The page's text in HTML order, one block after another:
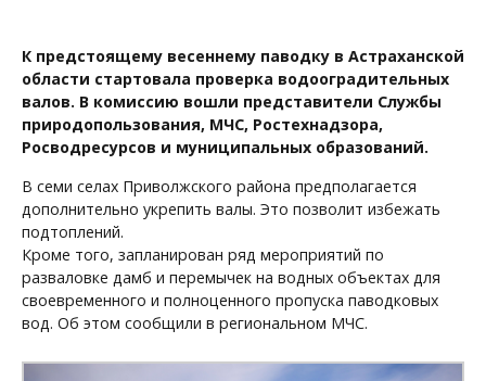
К предстоящему весеннему паводку в Астраханской
области стартовала проверка водооградительных
валов. В комиссию вошли представители Службы
природопользования, МЧС, Ростехнадзора,
Росводресурсов и муниципальных образований.
В семи селах Приволжского района предполагается
дополнительно укрепить валы. Это позволит избежать
подтоплений.
Кроме того, запланирован ряд мероприятий по
разваловке дамб и перемычек на водных объектах для
своевременного и полноценного пропуска паводковых
вод. Об этом сообщили в региональном МЧС.